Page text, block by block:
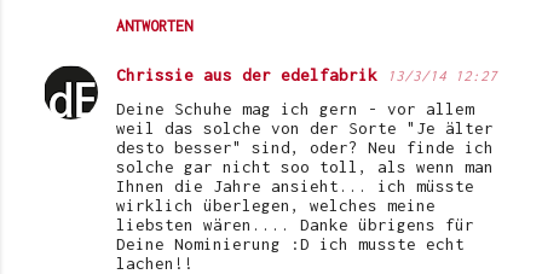
ANTWORTEN
Chrissie aus der edelfabrik 13/3/14 12:27
Deine Schuhe mag ich gern - vor allem
weil das solche von der Sorte "Je älter
desto besser" sind, oder? Neu finde ich
solche gar nicht soo toll, als wenn man
Ihnen die Jahre ansieht... ich müsste
wirklich überlegen, welches meine
liebsten wären.... Danke übrigens für
Deine Nominierung :D ich musste echt
lachen!!